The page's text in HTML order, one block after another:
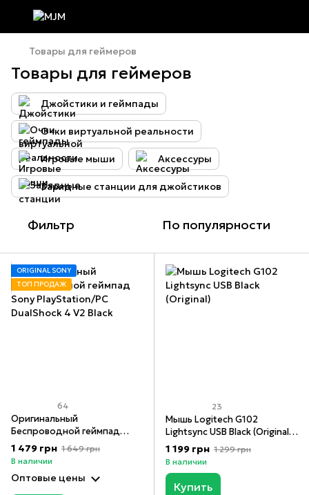
Товары для геймеров
Товары для геймеров
Джойстики и геймпады
Очки виртуальной реальности
Игровые мыши Аксессуры
Зарядные станции для джойстиков
Фильтр По популярности
ORIGINAL SONY
ТОП ПРОДАЖ
64
Оригинальный
Беспроводной геймпад
Sony PlayStation/PC
DualShock 4 V2 Black
1 479 грн 1 649 грн
В наличии
Оптовые цены
23
Мышь Logitech G102
Lightsync USB Black (Original),
Черный, Черный
1 199 грн 1 299 грн
В наличии
Купить